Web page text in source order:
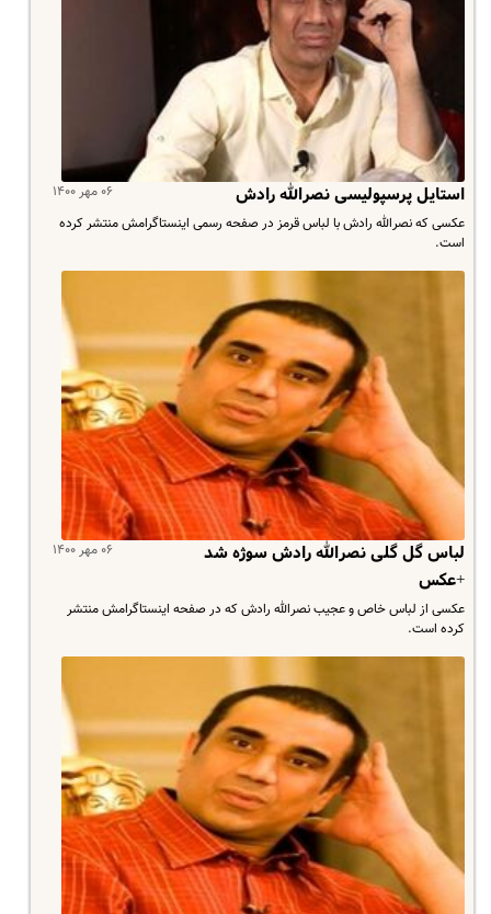
۰۶ مهر ۱۴۰۰ استایل پرسپولیسی نصرالله رادش
عکسی که نصرالله رادش با لباس قرمز در صفحه رسمی اینستاگرامش منتشر کرده
است.
۰۶ مهر ۱۴۰۰
لباس گل گلی نصرالله رادش سوژه شد
+عکس
عکسی از لباس خاص و عجیب نصرالله رادش که در صفحه اینستاگرامش منتشر
کرده است.